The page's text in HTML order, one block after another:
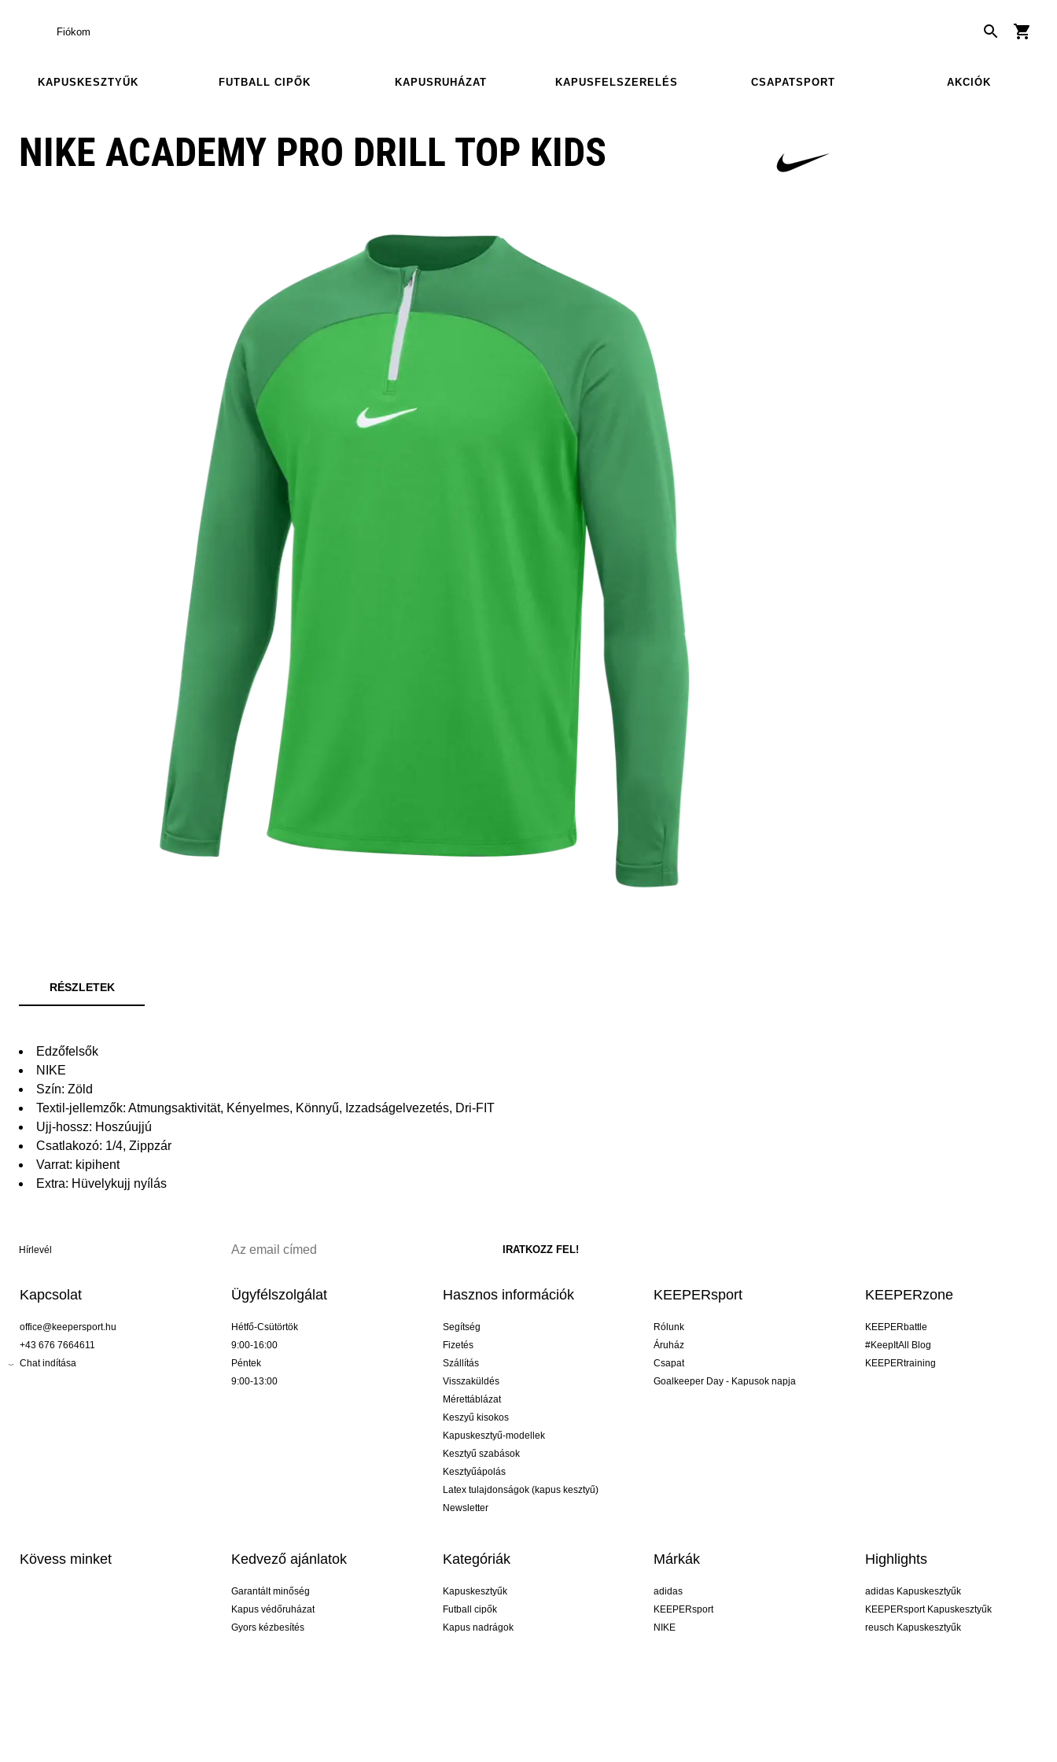
Fiókom
KAPUSKESZTYŰK FUTBALL CIPŐK KAPUSRUHÁZAT KAPUSFELSZERELÉS CSAPATSPORT AKCIÓK
NIKE ACADEMY PRO DRILL TOP KIDS
RÉSZLETEK
Edzőfelsők
NIKE
Szín: Zöld
Textil-jellemzők: Atmungsaktivität, Kényelmes, Könnyű, Izzadságelvezetés, Dri-FIT
Ujj-hossz: Hoszúujjú
Csatlakozó: 1/4, Zippzár
Varrat: kipihent
Extra: Hüvelykujj nyílás
Hírlevél
Kapcsolat
office@keepersport.hu
+43 676 7664611
Chat indítása
Ügyfélszolgálat
Hétfő-Csütörtök
9:00-16:00
Péntek
9:00-13:00
Hasznos információk
Segítség
Fizetés
Szállítás
Visszaküldés
Mérettáblázat
Keszyű kisokos
Kapuskesztyű-modellek
Kesztyű szabások
Kesztyűápolás
Latex tulajdonságok (kapus kesztyű)
Newsletter
KEEPERsport
Rólunk
Áruház
Csapat
Goalkeeper Day - Kapusok napja
KEEPERzone
KEEPERbattle
#KeepItAll Blog
KEEPERtraining
Kövess minket Kedvező ajánlatok
Garantált minőség
Kapus védőruházat
Gyors kézbesítés
Kategóriák
Kapuskesztyűk
Futball cipők
Kapus nadrágok
Márkák
adidas
KEEPERsport
NIKE
Highlights
adidas Kapuskesztyűk
KEEPERsport Kapuskesztyűk
reusch Kapuskesztyűk